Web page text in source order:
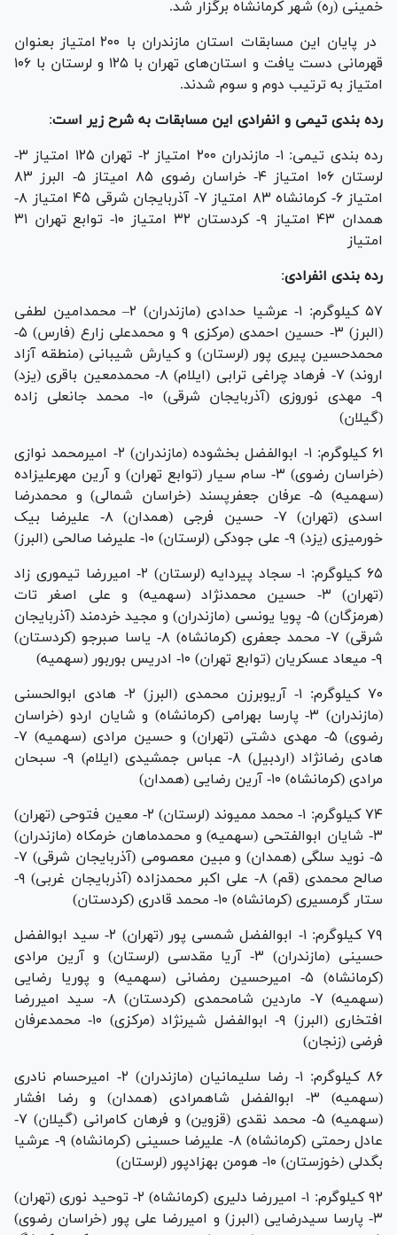
خمینی (ره) شهر کرمانشاه برگزار شد.
در پایان این مسابقات استان مازندران با ۲۰۰ امتیاز بعنوان
قهرمانی دست یافت و استان‌های تهران با ۱۲۵ و لرستان با ۱۰۶
امتیاز به ترتیب دوم و سوم شدند.
رده بندی تیمی و انفرادی این مسابقات به شرح زیر است:
رده بندی تیمی: ۱- مازندران ۲۰۰ امتیاز ۲- تهران ۱۲۵ امتیاز ۳-
لرستان ۱۰۶ امتیاز ۴- خراسان رضوی ۸۵ امیتاز ۵- البرز ۸۳
امتیاز ۶- کرمانشاه ۸۳ امتیاز ۷- آذربایجان شرقی ۴۵ امتیاز ۸-
همدان ۴۳ امتیاز ۹- کردستان ۳۲ امتیاز ۱۰- توابع تهران ۳۱
امتیاز
رده بندی انفرادی:
۵۷ کیلوگرم: ۱- عرشیا حدادی (مازندران) ۲– محمدامین لطفی
(البرز) ۳- حسین احمدی (مرکزی ۹ و محمدعلی زارع (فارس) ۵-
محمدحسین پیری پور (لرستان) و کیارش شیبانی (منطقه آزاد
اروند) ۷- فرهاد چراغی ترابی (ایلام) ۸- محمدمعین باقری (یزد)
۹- مهدی نوروزی (آذربایجان شرقی) ۱۰- محمد جانعلی زاده
(گیلان)
۶۱ کیلوگرم: ۱- ابوالفضل بخشوده (مازندران) ۲- امیرمحمد نوازی
(خراسان رضوی) ۳- سام سیار (توابع تهران) و آرین مهرعلیزاده
(سهمیه) ۵- عرفان جعفرپسند (خراسان شمالی) و محمدرضا
اسدی (تهران) ۷- حسین فرجی (همدان) ۸- علیرضا بیک
خورمیزی (یزد) ۹- علی جودکی (لرستان) ۱۰- علیرضا صالحی (البرز)
۶۵ کیلوگرم: ۱- سجاد پیردایه (لرستان) ۲- امیررضا تیموری زاد
(تهران) ۳- حسین محمدنژاد (سهمیه) و علی اصغر تات
(هرمزگان) ۵- پویا یونسی (مازندران) و مجید خردمند (آذربایجان
شرقی) ۷- محمد جعفری (کرمانشاه) ۸- یاسا صبرجو (کردستان)
۹- میعاد عسکریان (توابع تهران) ۱۰- ادریس بوربور (سهمیه)
۷۰ کیلوگرم: ۱- آریوبرزن محمدی (البرز) ۲- هادی ابوالحسنی
(مازندران) ۳- پارسا بهرامی (کرمانشاه) و شایان اردو (خراسان
رضوی) ۵- مهدی دشتی (تهران) و حسین مرادی (سهمیه) ۷-
هادی رضانژاد (اردبیل) ۸- عباس جمشیدی (ایلام) ۹- سبحان
مرادی (کرمانشاه) ۱۰- آرین رضایی (همدان)
۷۴ کیلوگرم: ۱- محمد ممیوند (لرستان) ۲- معین فتوحی (تهران)
۳- شایان ابوالفتحی (سهمیه) و محمدماهان خرمکاه (مازندران)
۵- نوید سلگی (همدان) و مبین معصومی (آذربایجان شرقی) ۷-
صالح محمدی (قم) ۸- علی اکبر محمدزاده (آذربایجان غربی) ۹-
ستار گرمسیری (کرمانشاه) ۱۰- محمد قادری (کردستان)
۷۹ کیلوگرم: ۱- ابوالفضل شمسی پور (تهران) ۲- سید ابوالفضل
حسینی (مازندران) ۳- آریا مقدسی (لرستان) و آرین مرادی
(کرمانشاه) ۵- امیرحسین رمضانی (سهمیه) و پوریا رضایی
(سهمیه) ۷- ماردین شامحمدی (کردستان) ۸- سید امیررضا
افتخاری (البرز) ۹- ابوالفضل شیرنژاد (مرکزی) ۱۰- محمدعرفان
فرضی (زنجان)
۸۶ کیلوگرم: ۱- رضا سلیمانیان (مازندران) ۲- امیرحسام نادری
(سهمیه) ۳- ابوالفضل شاهمرادی (همدان) و رضا افشار
(سهمیه) ۵- محمد نقدی (قزوین) و فرهان کامرانی (گیلان) ۷-
عادل رحمتی (کرمانشاه) ۸- علیرضا حسینی (کرمانشاه) ۹- عرشیا
بگدلی (خوزستان) ۱۰- هومن بهزادپور (لرستان)
۹۲ کیلوگرم: ۱- امیررضا دلیری (کرمانشاه) ۲- توحید نوری (تهران)
۳- پارسا سیدرضایی (البرز) و امیررضا علی پور (خراسان رضوی)